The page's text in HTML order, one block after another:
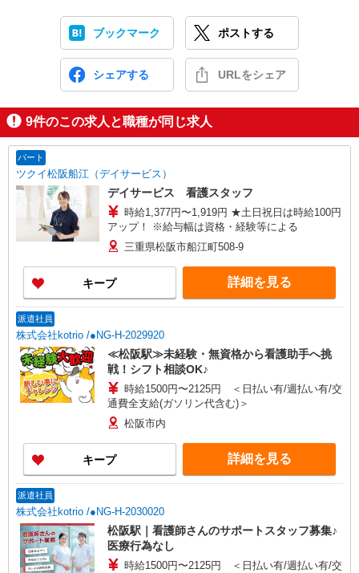
ブックマーク ポストする
シェアする URLをシェア
9件のこの求人と職種が同じ求人
パート
ツクイ松阪船江（デイサービス）
デイサービス 看護スタッフ
時給1,377円〜1,919円 ★土日祝日は時給100円
アップ！ ※給与幅は資格・経験等による
三重県松阪市船江町508-9
キープ 詳細を見る
派遣社員
株式会社kotrio /●NG-H-2029920
≪松阪駅≫未経験・無資格から看護助手へ挑
戦！シフト相談OK♪
時給1500円〜2125円 ＜日払い有/週払い有/交
通費全支給(ガソリン代含む)＞
松阪市内
キープ 詳細を見る
派遣社員
株式会社kotrio /●NG-H-2030020
松阪駅｜看護師さんのサポートスタッフ募集♪
医療行為なし
時給1500円〜2125円 ＜日払い有/週払い有/交